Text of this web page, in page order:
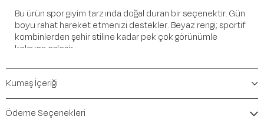
Bu ürün spor giyim tarzında doğal duran bir seçenektir. Gün
boyu rahat hareket etmenizi destekler. Beyaz rengi; sportif
kombinlerden şehir stiline kadar pek çok görünümle
kolayca eşleşir.
Öne Çıkan Detaylar
Marka:Maraton
Renk:Beyaz
Kumaş İçeriği
Ödeme Seçenekleri